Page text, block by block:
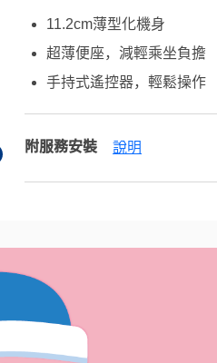
11.2cm薄型化機身
超薄便座，減輕乘坐負擔
手持式遙控器，輕鬆操作
附服務安裝 說明